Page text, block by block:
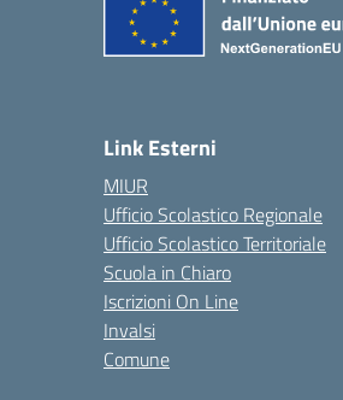
Link Esterni
MIUR
Ufficio Scolastico Regionale
Ufficio Scolastico Territoriale
Scuola in Chiaro
Iscrizioni On Line
Invalsi
Comune